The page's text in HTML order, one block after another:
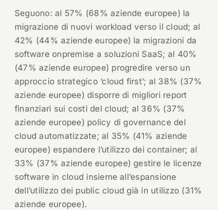
Seguono: al 57% (68% aziende europee) la
migrazione di nuovi workload verso il cloud; al
42% (44% aziende europee) la migrazioni da
software onpremise a soluzioni SaaS; al 40%
(47% aziende europee) progredire verso un
approccio strategico ‘cloud first’; al 38% (37%
aziende europee) disporre di migliori report
finanziari sui costi del cloud; al 36% (37%
aziende europee) policy di governance del
cloud automatizzate; al 35% (41% aziende
europee) espandere l’utilizzo dei container; al
33% (37% aziende europee) gestire le licenze
software in cloud insieme all’espansione
dell’utilizzo dei public cloud già in utilizzo (31%
aziende europee).